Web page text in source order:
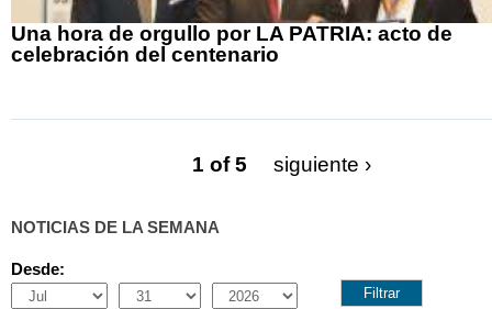
Una hora de orgullo por LA PATRIA: acto de
celebración del centenario
1 of 5 siguiente ›
NOTICIAS DE LA SEMANA
Desde:
Month
Day Year